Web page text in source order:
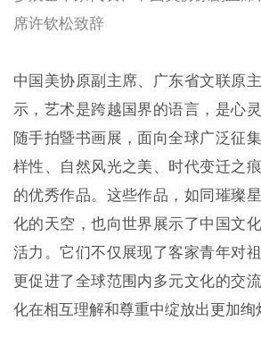
席许钦松致辞
中国美协原副主席、广东省文联原
示，艺术是跨越国界的语言，是心
随手拍暨书画展，面向全球广泛征
样性、自然风光之美、时代变迁之
的优秀作品。这些作品，如同璀璨
化的天空，也向世界展示了中国文
活力。它们不仅展现了客家青年对
更促进了全球范围内多元文化的交
化在相互理解和尊重中绽放出更加绚